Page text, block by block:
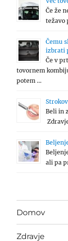
Če že
težavo
Čemu
izbrati
Če v
tovornem
potem …
Beli in
ali pa
Domov
Zdravje